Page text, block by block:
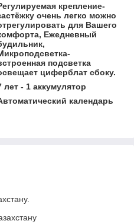
крепление-
очень легко можно
для Вашего
Ежедневный
подсветка
циферблат сбоку.
лет - 1 аккумулятор
календарь